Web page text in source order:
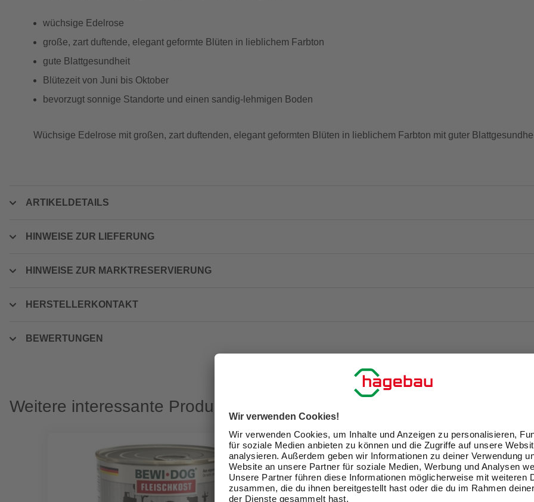
wüchsige Edelrose
große, zart duftende, elegant geformte Blüten in lieblichem Farbton
gute Blattgesundheit
Blütezeit von Juni bis Oktober
bevorzugt sonnige Standorte und einen sandig-lehmigen Boden
Wüchsige Edelrose mit großen, zart duftenden, elegant geformten Blüten in lieblichem Farbton mit guter
ARTIKELDETAILS
HINWEISE ZUR LIEFERUNG
HINWEISE ZUR MARKTRESERVIERUNG
HERSTELLERKONTAKT
BEWERTUNGEN
Weitere interessante Produkte